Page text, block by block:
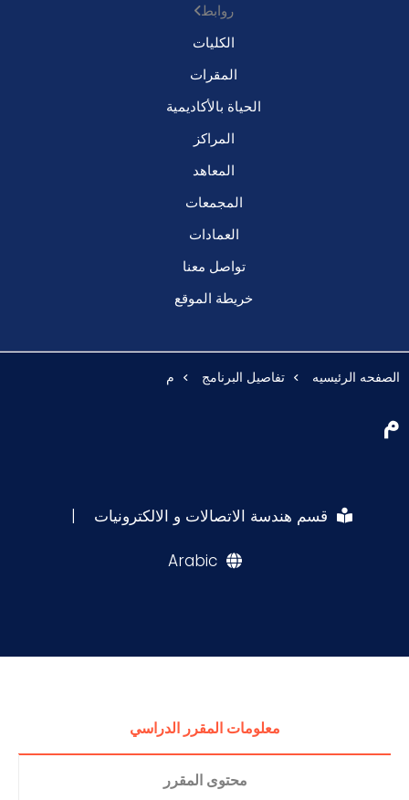
روابط
الكليات
المقرات
الحياة بالأكاديمية
المراكز
المعاهد
المجمعات
العمادات
تواصل معنا
خريطة الموقع
الصفحه الرئيسيه تفاصيل البرنامج م
م
قسم هندسة الاتصالات و الالكترونيات |
Arabic
معلومات المقرر الدراسي
محتوى المقرر